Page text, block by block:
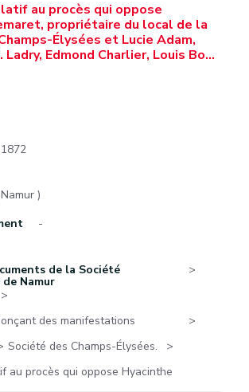
au procès qui oppose
propriétaire du local de la
Élysées et Lucie Adam,
Ladry, Edmond Charlier, Louis Bo…
)
-
de la Société
Namur
des manifestations
Société des Champs-Élysées.
au procès qui oppose Hyacinthe